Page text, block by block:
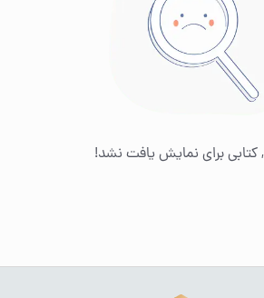
کتابی برای نمایش یافت نشد!